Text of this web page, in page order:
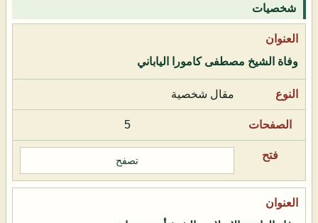
شخصيات
وفاة الشيخ مصطفى كامورا الياباني
مقال شخصية
5
تصفح